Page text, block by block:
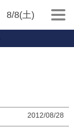
8/8(土)
2012/08/28